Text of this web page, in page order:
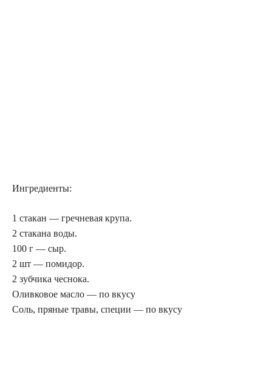
Ингредиенты:
1 стакан — гречневая крупа.
2 стакана воды.
100 г — сыр.
2 шт — помидор.
2 зубчика чеснока.
Оливковое масло — по вкусу
Соль, пряные травы, специи — по вкусу